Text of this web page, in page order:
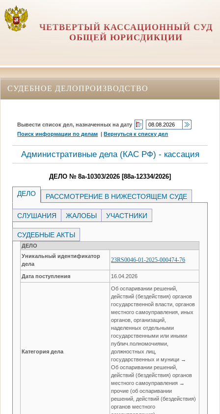
ЧЕТВЕРТЫЙ КАССАЦИОННЫЙ СУД
ОБЩЕЙ ЮРИСДИКЦИИ
СУДЕБНОЕ ДЕЛОПРОИЗВОДСТВО
Вывести список дел, назначенных на дату
Поиск информации по делам |Вернуться к списку дел
Административные дела (КАC РФ) - кассация
ДЕЛО № 8а-10303/2026 [88а-12334/2026]
ДЕЛО РАССМОТРЕНИЕ В НИЖЕСТОЯЩЕМ СУДЕ
СЛУШАНИЯ ЖАЛОБЫ УЧАСТНИКИ
СУДЕБНЫЕ АКТЫ
ДЕЛО
Уникальный идентификатор
дела
23RS0046-01-2025-000474-76
Дата поступления 16.04.2026
Категория дела
Об оспаривании решений,
действий (бездействия) органов
государственной власти, органов
местного самоуправления, иных
органов, организаций,
наделенных отдельными
государственными или иными
публич.полномочиями,
должностных лиц,
государственных и муници →
Об оспаривании решений,
действий (бездействия) органов
местного самоуправления →
прочие (об оспаривании
решений, действий (бездействия)
органов местного